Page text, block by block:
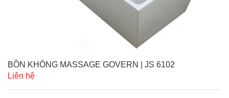
BỒN KHÔNG MASSAGE GOVERN | JS 6102
Liên hệ